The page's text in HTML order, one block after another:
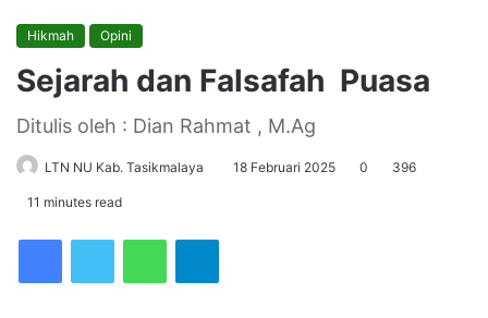
Hikmah Opini
Sejarah dan Falsafah Puasa
Ditulis oleh : Dian Rahmat , M.Ag
LTN NU Kab. Tasikmalaya 18 Februari 2025 0 396
11 minutes read